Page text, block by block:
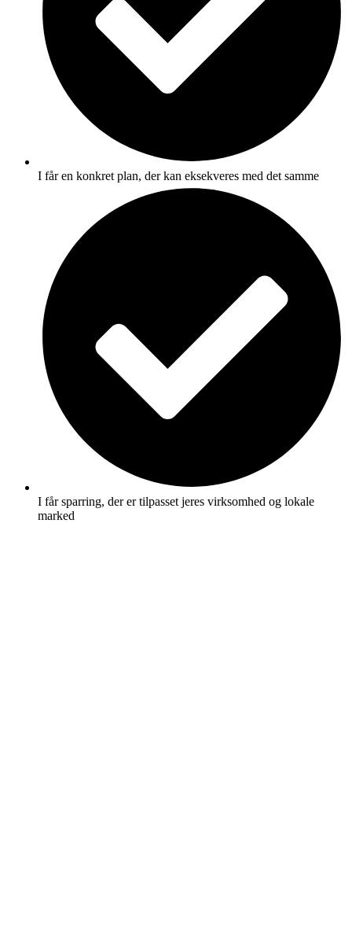
I får en konkret plan, der kan eksekveres med det samme
I får sparring, der er tilpasset jeres virksomhed og lokale
marked